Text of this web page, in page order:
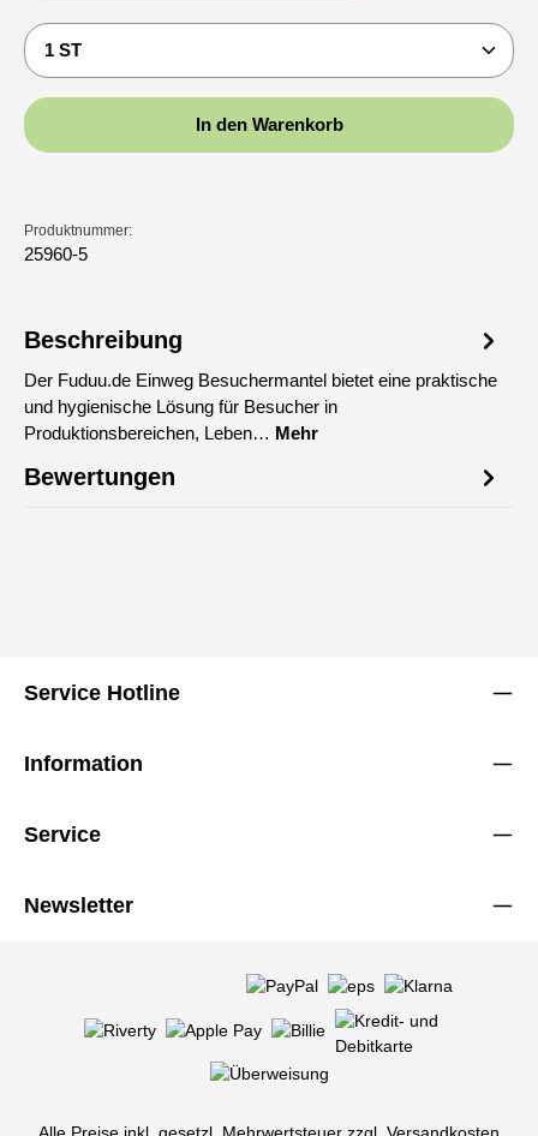
Produkt Anzahl: Gib den gewünschten Wert ein
In den Warenkorb
Produktnummer:
25960-5
Beschreibung
Der Fuduu.de Einweg Besuchermantel bietet eine praktische
und hygienische Lösung für Besucher in
Produktionsbereichen, Leben… Mehr
Bewertungen
Service Hotline
Information
Service
Newsletter